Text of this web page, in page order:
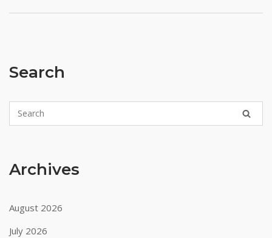
Search
Archives
August 2026
July 2026